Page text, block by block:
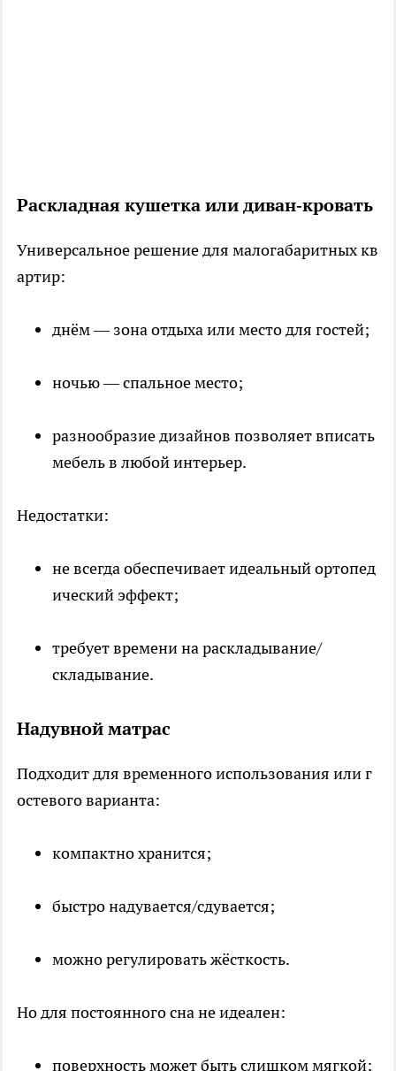
Раскладная кушетка или диван‑кровать
Универсальное решение для малогабаритных кв
артир:
днём — зона отдыха или место для гостей;
ночью — спальное место;
разнообразие дизайнов позволяет вписать
мебель в любой интерьер.
Недостатки:
не всегда обеспечивает идеальный ортопед
ический эффект;
требует времени на раскладывание/
складывание.
Надувной матрас
Подходит для временного использования или г
остевого варианта:
компактно хранится;
быстро надувается/сдувается;
можно регулировать жёсткость.
Но для постоянного сна не идеален:
поверхность может быть слишком мягкой;